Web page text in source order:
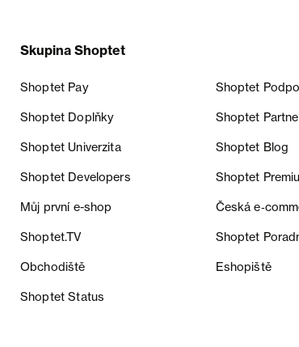
Skupina Shoptet
Shoptet Pay Shoptet
Shoptet Doplňky Shoptet
Shoptet Univerzita Shoptet Blog
Shoptet Developers Shoptet
Můj první e-shop Česká
Shoptet.TV Shoptet
Obchodiště Eshopiště
Shoptet Status